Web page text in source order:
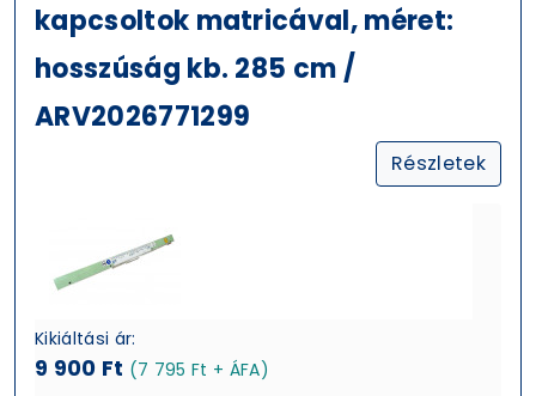
kapcsoltok matricával, méret:
hosszúság kb. 285 cm /
ARV2026771299
Részletek
Kikiáltási ár:
9 900 Ft (7 795 Ft + ÁFA)